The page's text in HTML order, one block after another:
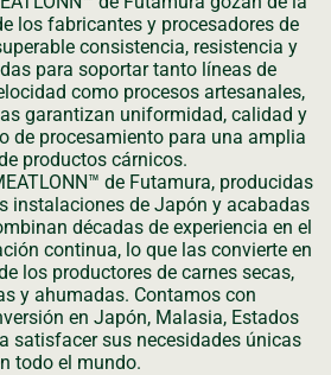
los fabricantes y procesadores de
consistencia, resistencia y
para soportar tanto líneas de
como procesos artesanales,
garantizan uniformidad, calidad y
de procesamiento para una amplia
productos cárnicos.
de Futamura, producidas
instalaciones de Japón y acabadas
décadas de experiencia en el
continua, lo que las convierte en
los productores de carnes secas,
y ahumadas. Contamos con
en Japón, Malasia, Estados
satisfacer sus necesidades únicas
todo el mundo.